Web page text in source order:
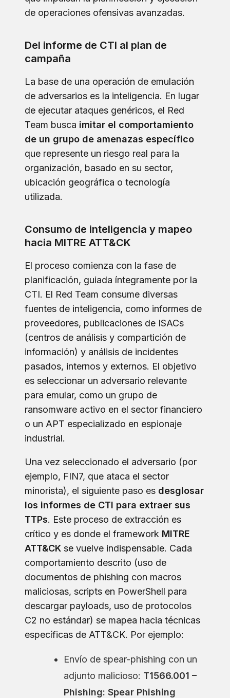
de operaciones ofensivas avanzadas.
Del informe de CTI al plan de
campaña
La base de una operación de emulación
de adversarios es la inteligencia. En lugar
de ejecutar ataques genéricos, el Red
Team busca imitar el comportamiento
de un grupo de amenazas específico
que represente un riesgo real para la
organización, basado en su sector,
ubicación geográfica o tecnología
utilizada.
Consumo de inteligencia y mapeo
hacia MITRE ATT&CK
El proceso comienza con la fase de
planificación, guiada íntegramente por la
CTI. El Red Team consume diversas
fuentes de inteligencia, como informes de
proveedores, publicaciones de ISACs
(centros de análisis y compartición de
información) y análisis de incidentes
pasados, internos y externos. El objetivo
es seleccionar un adversario relevante
para emular, como un grupo de
ransomware activo en el sector financiero
o un APT especializado en espionaje
industrial.
Una vez seleccionado el adversario (por
ejemplo, FIN7, que ataca el sector
minorista), el siguiente paso es desglosar
los informes de CTI para extraer sus
TTPs. Este proceso de extracción es
crítico y es donde el framework MITRE
ATT&CK se vuelve indispensable. Cada
comportamiento descrito (uso de
documentos de phishing con macros
maliciosas, scripts en PowerShell para
descargar payloads, uso de protocolos
C2 no estándar) se mapea hacia técnicas
específicas de ATT&CK. Por ejemplo:
Envío de spear-phishing con un
adjunto malicioso: T1566.001 –
Phishing: Spear Phishing